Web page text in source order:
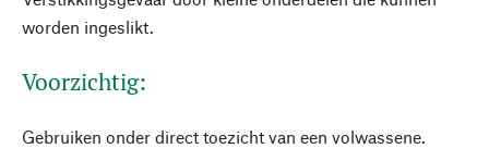
worden ingeslikt.
Voorzichtig:
Gebruiken onder direct toezicht van een volwassene.